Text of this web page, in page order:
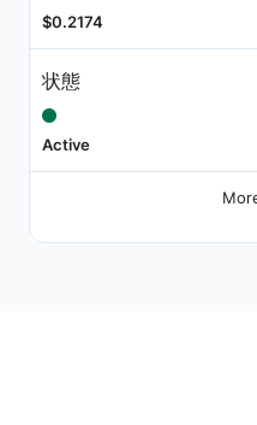
$0.2174
状態
Active